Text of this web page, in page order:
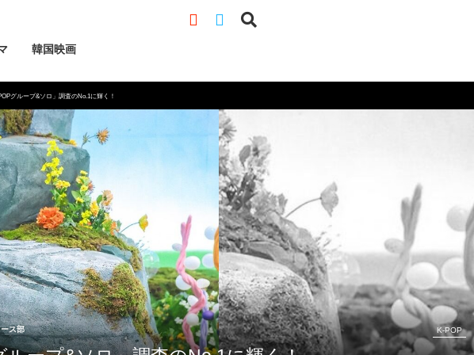
韓国映画
グループ&ソロ」調査のNo.1に輝く！
ス部 K-POP